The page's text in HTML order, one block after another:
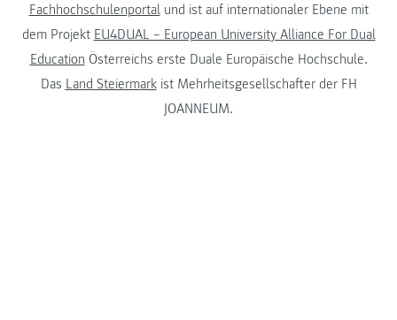
Fachhochschulenportalund ist auf internationaler Ebene mit
dem Projekt EU4DUAL – European University Alliance For Dual
Education Österreichs erste Duale Europäische Hochschule.
Das Land Steiermarkist Mehrheitsgesellschafter der FH
JOANNEUM.